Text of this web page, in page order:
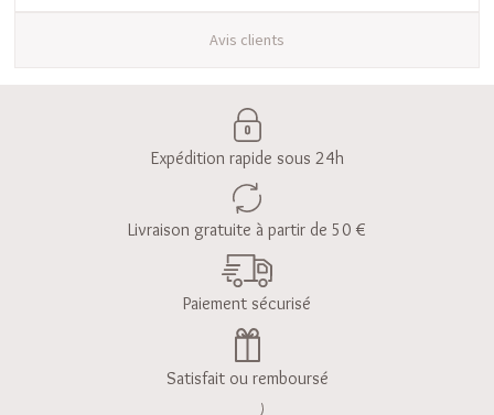
Avis clients
Expédition rapide sous 24h
Livraison gratuite à partir de 50 €
Paiement sécurisé
Satisfait ou remboursé